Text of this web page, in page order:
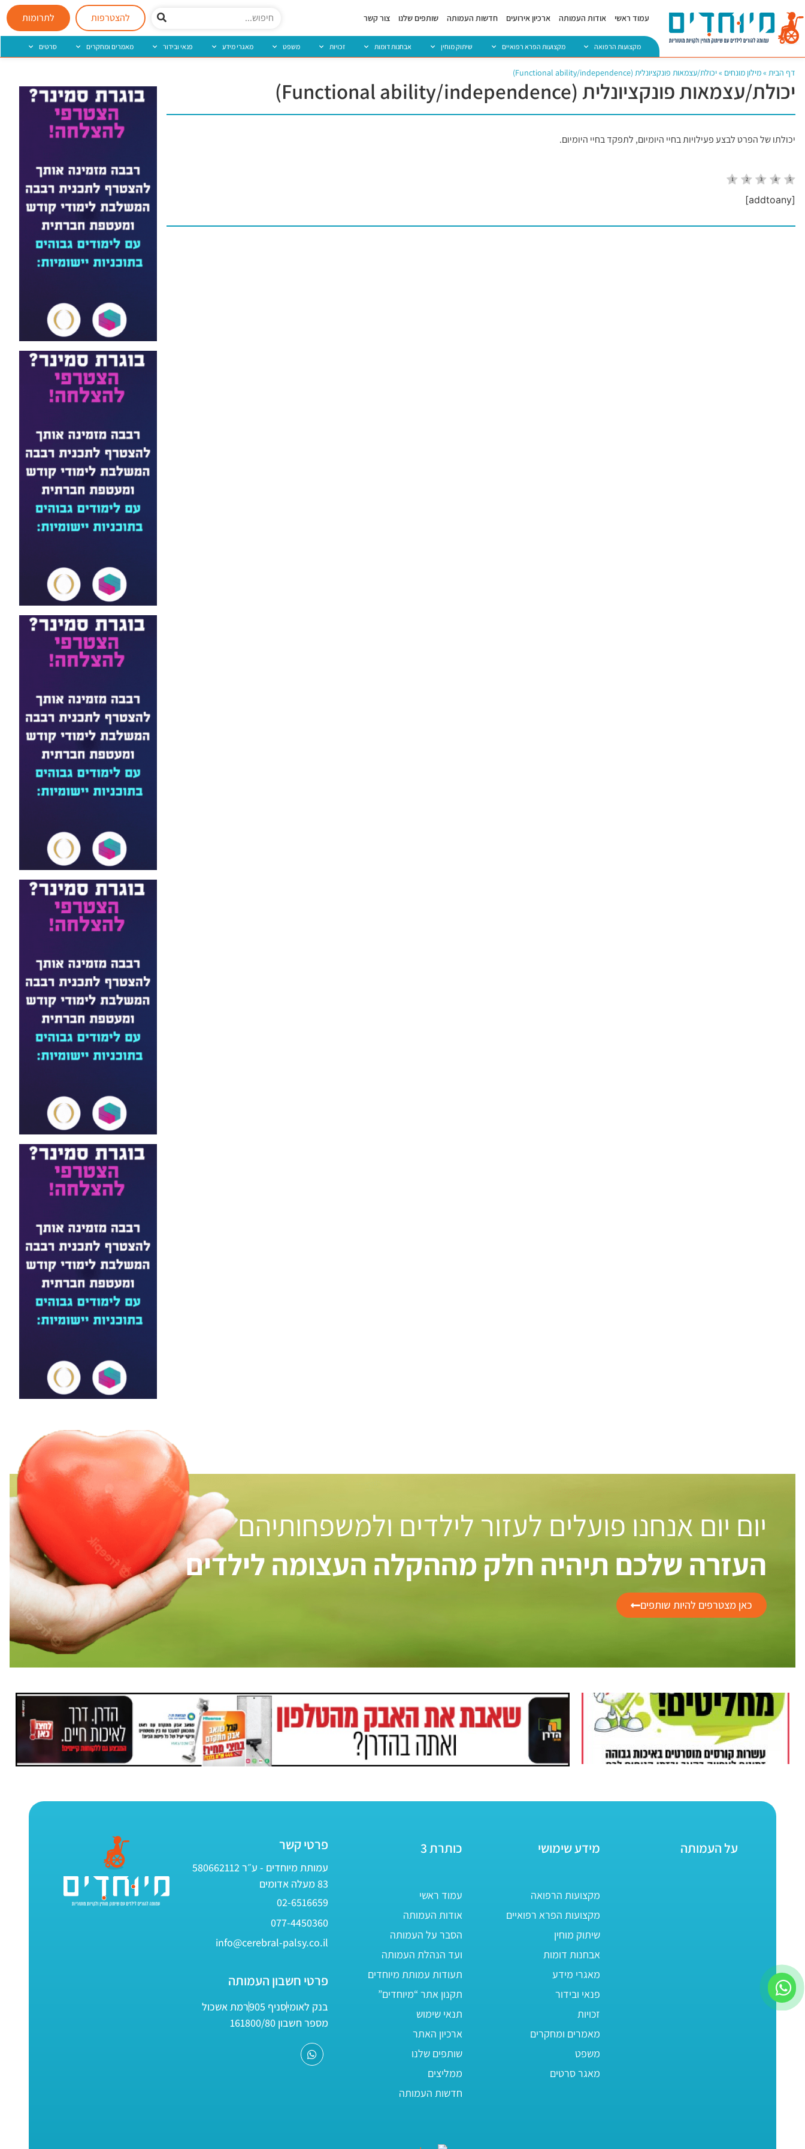
עמוד ראשי אודות העמותה ארכיון אירועים חדשות העמותה שותפים שלנו צור קשר להצטרפות לתרומות
מקצועות הרפואה מקצועות הפרא רפואיים שיתוק מוחין אבחנות דומות זכויות משפט מאגרי מידע פנאי ובידור מאמרים ומחקרים סרטים
דף הבית »מילון מונחים »יכולת/עצמאות פונקציונלית (Functional ability/independence)
יכולת/עצמאות פונקציונלית (Functional ability/independence)
יכולתו של הפרט לבצע פעילויות בחיי היומיום, לתפקד בחיי היומיום.
[addtoany]
יום יום אנחנו פועלים לעזור לילדים ולמשפחותיהם
העזרה שלכם תיהיה חלק מההקלה העצומה לילדים
כאן מצטרפים להיות שותפים
על העמותה מידע שימושי
מקצועות הרפואה
מקצועות הפרא רפואיים
שיתוק מוחין
אבחנות דומות
מאגרי מידע
פנאי ובידור
זכויות
מאמרים ומחקרים
משפט
מאגר סרטים
כותרת 3
עמוד ראשי
אודות העמותה
הסבר על העמותה
ועד הנהלת העמותה
תעודות עמותת מיוחדים
תקנון אתר “מיוחדים”
תנאי שימוש
ארכיון האתר
שותפים שלנו
ממליצים
חדשות העמותה
פרטי קשר
עמותת מיוחדים - ע״ר 580662112
83 מעלה אדומים
02-6516659
077-4450360
info@cerebral-palsy.co.il
פרטי חשבון העמותה
בנק לאומיסניף 905
רמת אשכול
מספר חשבון 161800/80